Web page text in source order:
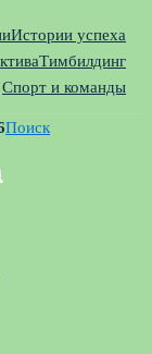
Истории успеха
Тимбилдинг
Спорт и команды
Поиск